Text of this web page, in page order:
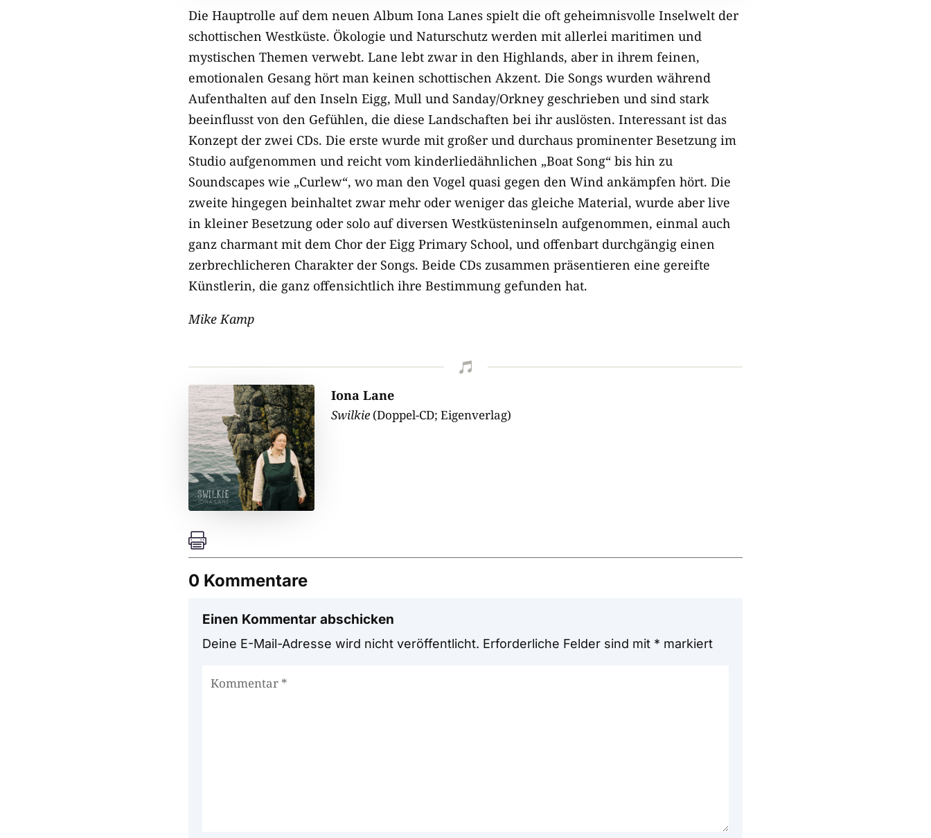
Die Hauptrolle auf dem neuen Album Iona Lanes spielt die oft geheimnisvolle Inselwelt der
schottischen Westküste. Ökologie und Naturschutz werden mit allerlei maritimen und
mystischen Themen verwebt. Lane lebt zwar in den Highlands, aber in ihrem feinen,
emotionalen Gesang hört man keinen schottischen Akzent. Die Songs wurden während
Aufenthalten auf den Inseln Eigg, Mull und Sanday/Orkney geschrieben und sind stark
beeinflusst von den Gefühlen, die diese Landschaften bei ihr auslösten. Interessant ist das
Konzept der zwei CDs. Die erste wurde mit großer und durchaus prominenter Besetzung im
Studio aufgenommen und reicht vom kinderliedähnlichen „Boat Song“ bis hin zu
Soundscapes wie „Curlew“, wo man den Vogel quasi gegen den Wind ankämpfen hört. Die
zweite hingegen beinhaltet zwar mehr oder weniger das gleiche Material, wurde aber live
in kleiner Besetzung oder solo auf diversen Westküsteninseln aufgenommen, einmal auch
ganz charmant mit dem Chor der Eigg Primary School, und offenbart durchgängig einen
zerbrechlicheren Charakter der Songs. Beide CDs zusammen präsentieren eine gereifte
Künstlerin, die ganz offensichtlich ihre Bestimmung gefunden hat.
Mike Kamp

Iona Lane
Swilkie (Doppel-CD; Eigenverlag)

0 Kommentare
Einen Kommentar abschicken
Deine E-Mail-Adresse wird nicht veröffentlicht. Erforderliche Felder sind mit * markiert